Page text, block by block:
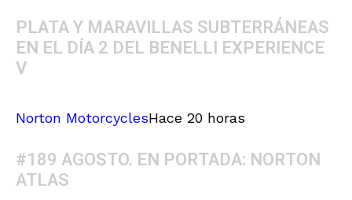
PLATA Y MARAVILLAS SUBTERRÁNEAS
EN EL DÍA 2 DEL BENELLI EXPERIENCE
V
Norton MotorcyclesHace 20 horas
#189 AGOSTO. EN PORTADA: NORTON
ATLAS